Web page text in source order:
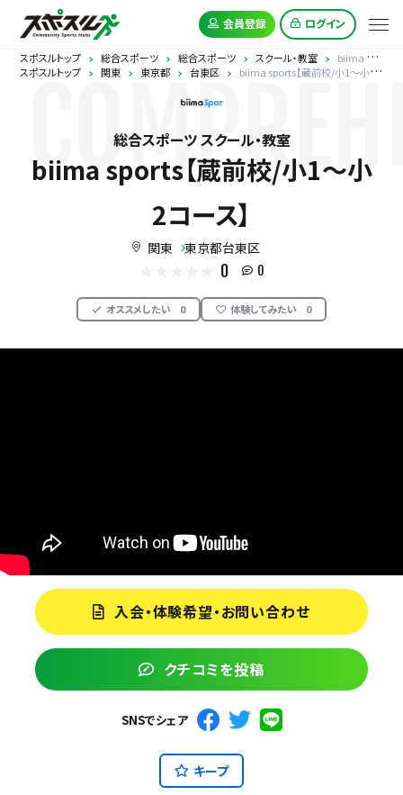
会員登録 ログイン
スポスルトップ 総合スポーツ 総合スポーツ スクール・教室
biima sports【蔵前校/小1〜小2コース】
スポスルトップ
関東 東京都 台東区 biima sports【蔵前校/小1〜小2コース】
総合スポーツ スクール・教室
biima sports【蔵前校/小1〜小
2コース】
関東 東京都台東区
0 0
オススメしたい 0 体験してみたい 0
入会・体験希望・お問い合わせ
クチコミを投稿
SNSでシェア
キープ